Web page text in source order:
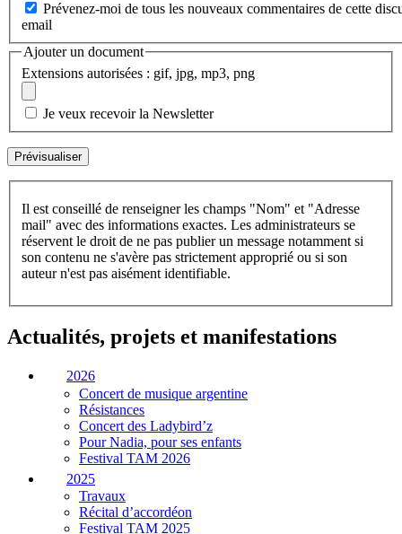
Prévenez-moi de tous les nouveaux commentaires de cette
email
Ajouter un document
Extensions autorisées : gif, jpg, mp3, png
Je veux recevoir la Newsletter
Il est conseillé de renseigner les champs "Nom" et "Adresse
mail" avec des informations exactes. Les administrateurs se
réservent le droit de ne pas publier un message notamment si
son contenu ne s'avère pas strictement approprié ou si son
auteur n'est pas aisément identifiable.
Actualités, projets et manifestations
2026
Concert de musique argentine
Résistances
Concert des Ladybird’z
Pour Nadia, pour ses enfants
Festival TAM 2026
2025
Travaux
Récital d’accordéon
Festival TAM 2025